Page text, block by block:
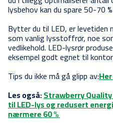
lysbehov kan du spare 50-70
Bytter du til LED, er levetiden
som vanlig lysstoffrør, noe
vedlikehold. LED-lysrør
eksempel godt egnet til
Tips du ikke må gå glipp av:
Les også:Strawberry
til LED-lys og redusert
nærmere 60 %